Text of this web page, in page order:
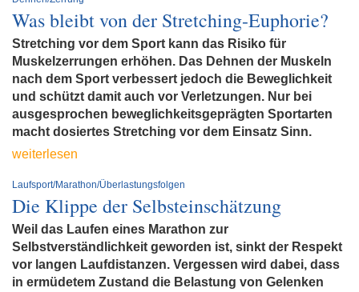
Was bleibt von der Stretching-Euphorie?
Stretching vor dem Sport kann das Risiko für
Muskelzerrungen erhöhen. Das Dehnen der Muskeln
nach dem Sport verbessert jedoch die Beweglichkeit
und schützt damit auch vor Verletzungen. Nur bei
ausgesprochen beweglichkeitsgeprägten Sportarten
macht dosiertes Stretching vor dem Einsatz Sinn.
weiterlesen
Laufsport/Marathon/Überlastungsfolgen
Die Klippe der Selbsteinschätzung
Weil das Laufen eines Marathon zur
Selbstverständlichkeit geworden ist, sinkt der Respekt
vor langen Laufdistanzen. Vergessen wird dabei, dass
in ermüdetem Zustand die Belastung von Gelenken